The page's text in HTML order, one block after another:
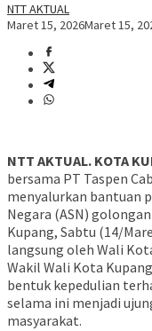
NTT AKTUAL
Maret 15, 2026Maret 15,
NTT AKTUAL. KOTA
bersama PT Taspen
menyalurkan bantuan
Negara (ASN)
Kupang, Sabtu (14/
langsung oleh Wali
Wakil Wali Kota Kupang
bentuk kepedulian
selama ini menjadi
masyarakat.